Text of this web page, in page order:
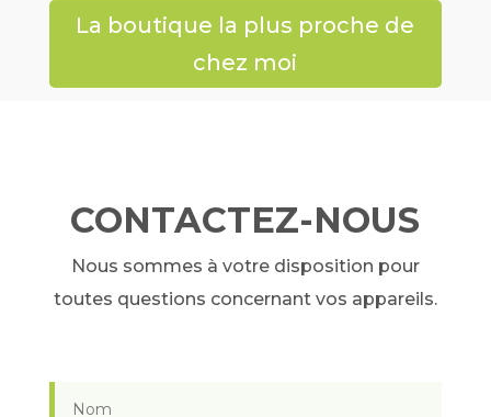
La boutique la plus proche de
chez moi
CONTACTEZ-NOUS
Nous sommes à votre disposition pour
toutes questions concernant vos appareils.